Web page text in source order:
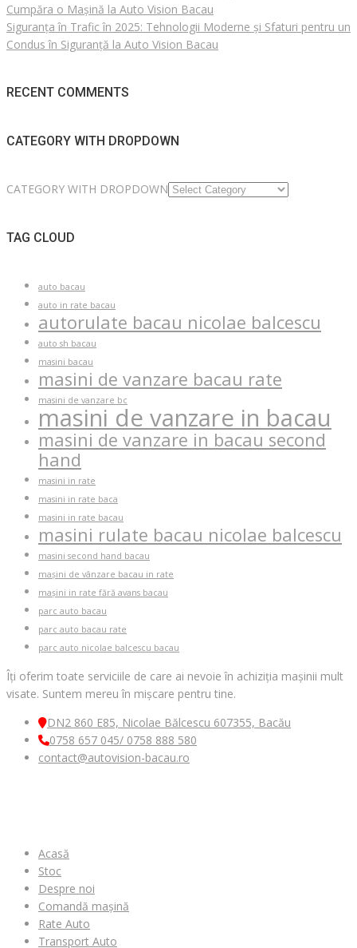
Cumpăra o Mașină la Auto Vision Bacau
Siguranța în Trafic în 2025: Tehnologii Moderne și Sfaturi pentru un
Condus în Siguranță la Auto Vision Bacau
RECENT COMMENTS
CATEGORY WITH DROPDOWN
CATEGORY WITH DROPDOWN
TAG CLOUD
auto bacau
auto in rate bacau
autorulate bacau nicolae balcescu
auto sh bacau
masini bacau
masini de vanzare bacau rate
masini de vanzare bc
masini de vanzare in bacau
masini de vanzare in bacau second
hand
masini in rate
masini in rate baca
masini in rate bacau
masini rulate bacau nicolae balcescu
masini second hand bacau
mașini de vânzare bacau in rate
mașini in rate fără avans bacau
parc auto bacau
parc auto bacau rate
parc auto nicolae balcescu bacau
Îți oferim toate serviciile de care ai nevoie în achiziția mașinii mult
visate. Suntem mereu în mișcare pentru tine.
DN2 860 E85, Nicolae Bălcescu 607355, Bacău
0758 657 045/ 0758 888 580
contact@autovision-bacau.ro
Acasă
Stoc
Despre noi
Comandă mașină
Rate Auto
Transport Auto